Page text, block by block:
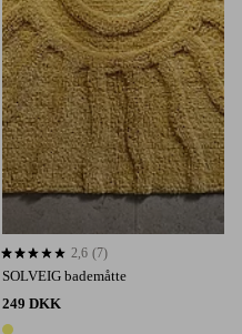
SOLVEIG bademåtte
249 DKK
2,6 baseret på 7 bedømmelser
2,6 (7)